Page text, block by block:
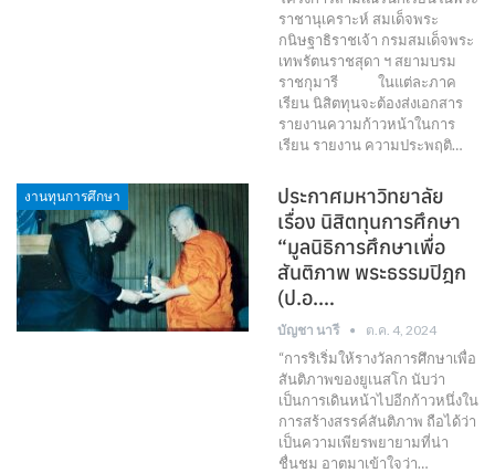
ราชานุเคราะห์ สมเด็จพระ
กนิษฐาธิราชเจ้า กรมสมเด็จพระ
เทพรัตนราชสุดา ฯ สยามบรม
ราชกุมารี ในแต่ละภาค
เรียน นิสิตทุนจะต้องส่งเอกสาร
รายงานความก้าวหน้าในการ
เรียน รายงาน ความประพฤติ…
งานทุนการศึกษา
ประกาศมหาวิทยาลัย
เรื่อง นิสิตทุนการศึกษา
“มูลนิธิการศึกษาเพื่อ
สันติภาพ พระธรรมปิฎก
(ป.อ.…
บัญชา นารี ต.ค. 4, 2024
“การริเริ่มให้รางวัลการศึกษาเพื่อ
สันติภาพของยูเนสโก นับว่า
เป็นการเดินหน้าไปอีกก้าวหนึ่งใน
การสร้างสรรค์สันติภาพ ถือได้ว่า
เป็นความเพียรพยายามที่น่า
ชื่นชม อาตมาเข้าใจว่า…